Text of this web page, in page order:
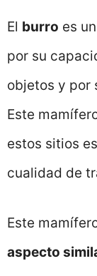
El burro es un
por su
objetos y por
Este
estos sitios
cualidad de
Este
aspecto